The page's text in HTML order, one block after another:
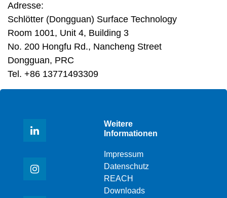
Adresse:
Schlötter (Dongguan) Surface Technology
Room 1001, Unit 4, Building 3
No. 200 Hongfu Rd., Nancheng Street
Dongguan, PRC
Tel. +86 13771493309
Weitere
Informationen
Impressum
Datenschutz
REACH
Downloads